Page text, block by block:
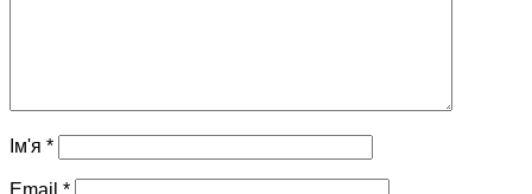
Ім'я *
Email *